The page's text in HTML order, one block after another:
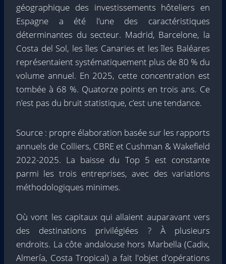
géographique des investissements hôteliers en
Espagne a été l’une des caractéristiques
déterminantes du secteur. Madrid, Barcelone, la
Costa del Sol, les îles Canaries et les îles Baléares
représentaient systématiquement plus de 80 % du
volume annuel. En 2025, cette concentration est
tombée à 68 %. Quatorze points en trois ans. Ce
n’est pas du bruit statistique, c’est une tendance.
Source : propre élaboration basée sur les rapports
annuels de Colliers, CBRE et Cushman & Wakefield
2022-2025. La baisse du Top 5 est constante
parmi les trois entreprises, avec des variations
méthodologiques minimes.
Où vont les capitaux qui allaient auparavant vers
des destinations privilégiées ? À plusieurs
endroits. La côte andalouse hors Marbella (Cadix,
Almería, Costa Tropical) a fait l'objet d'opérations